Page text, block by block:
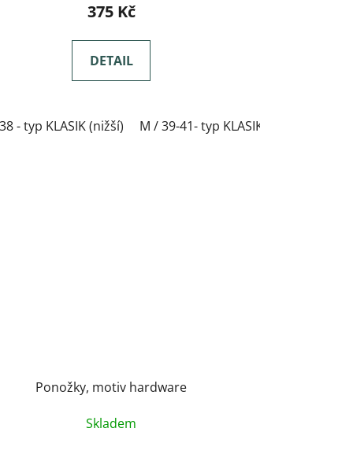
XXL / 48-50- typ KLASIK(nižší) S / 36-38 - typ
L / 42-44- typ KLASIK(nižší) XL / 45-47- typ KLASIK(nižší)
375 Kč
DETAIL
- typ KLASIK (nižší) M / 39-41- typ KLASIK(nižší)
Ponožky, motiv hardware
Skladem